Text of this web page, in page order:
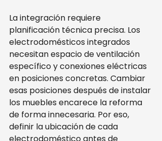
La integración requiere
planificación técnica precisa. Los
electrodomésticos integrados
necesitan espacio de ventilación
específico y conexiones eléctricas
en posiciones concretas. Cambiar
esas posiciones después de instalar
los muebles encarece la reforma
de forma innecesaria. Por eso,
definir la ubicación de cada